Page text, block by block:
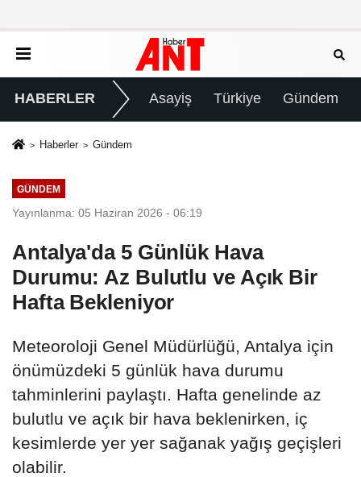
HABERLER Asayiş Türkiye Gündem
Haberler Gündem
GÜNDEM
Yayınlanma: 05 Haziran 2026 - 06:19
Antalya'da 5 Günlük Hava
Durumu: Az Bulutlu ve Açık Bir
Hafta Bekleniyor
Meteoroloji Genel Müdürlüğü, Antalya için
önümüzdeki 5 günlük hava durumu
tahminlerini paylaştı. Hafta genelinde az
bulutlu ve açık bir hava beklenirken, iç
kesimlerde yer yer sağanak yağış geçişleri
olabilir.